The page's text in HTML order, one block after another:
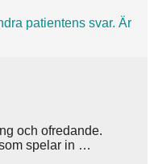
patientens svar. Är
och ofredande.
spelar in …